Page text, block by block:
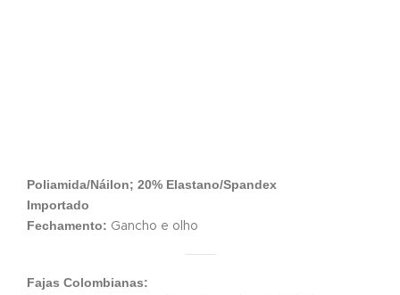
Poliamida/Náilon; 20% Elastano/Spandex
Importado
Fechamento: Gancho e olho
Fajas Colombianas: